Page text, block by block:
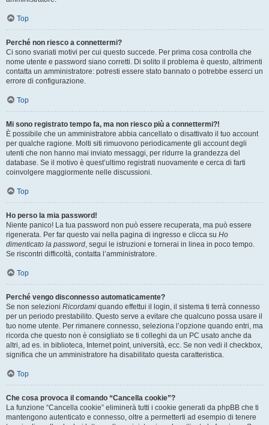
Top
Perché non riesco a connettermi?
Ci sono svariati motivi per cui questo succede. Per prima cosa controlla che
nome utente e password siano corretti. Di solito il problema è questo, altrimenti
contatta un amministratore: potresti essere stato bannato o potrebbe esserci un
errore di configurazione.
Top
Mi sono registrato tempo fa, ma non riesco più a connettermi?!
È possibile che un amministratore abbia cancellato o disattivato il tuo account
per qualche ragione. Molti siti rimuovono periodicamente gli account degli
utenti che non hanno mai inviato messaggi, per ridurre la grandezza del
database. Se il motivo è quest’ultimo registrati nuovamente e cerca di farti
coinvolgere maggiormente nelle discussioni.
Top
Ho perso la mia password!
Niente panico! La tua password non può essere recuperata, ma può essere
rigenerata. Per far questo vai nella pagina di ingresso e clicca su Ho
dimenticato la password, segui le istruzioni e tornerai in linea in poco tempo.
Se riscontri difficoltà, contatta l’amministratore.
Top
Perché vengo disconnesso automaticamente?
Se non selezioni Ricordami quando effettui il login, il sistema ti terrà connesso
per un periodo prestabilito. Questo serve a evitare che qualcuno possa usare il
tuo nome utente. Per rimanere connesso, seleziona l’opzione quando entri, ma
ricorda che questo non è consigliato se ti colleghi da un PC usato anche da
altri, ad es. in biblioteca, Internet point, università, ecc. Se non vedi il checkbox,
significa che un amministratore ha disabilitato questa caratteristica.
Top
Che cosa provoca il comando “Cancella cookie”?
La funzione “Cancella cookie” eliminerà tutti i cookie generati da phpBB che ti
mantengono autenticato e connesso, oltre a permetterti ad esempio di tenere